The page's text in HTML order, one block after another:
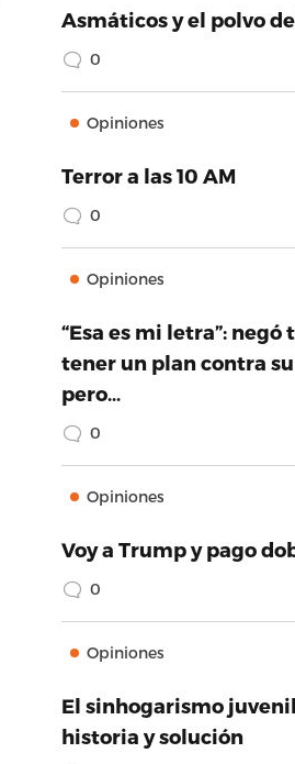
Asmáticos y el polvo
0
Opiniones
Terror a las 10 AM
0
Opiniones
“Esa es mi letra”: negó
tener un plan contra su
pero…
0
Opiniones
Voy a Trump y pago
0
Opiniones
El sinhogarismo
historia y solución